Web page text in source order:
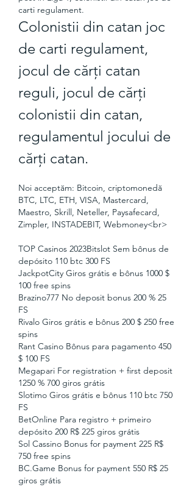
carti regulament.
Colonistii din catan joc
de carti regulament,
jocul de cărți catan
reguli, jocul de cărți
colonistii din catan,
regulamentul jocului de
cărți catan.
Noi acceptăm: Bitcoin, criptomonedă
BTC, LTC, ETH, VISA, Mastercard,
Maestro, Skrill, Neteller, Paysafecard,
Zimpler, INSTADEBIT, Webmoney<br>
TOP Casinos 2023Bitslot Sem bônus de
depósito 110 btc 300 FS
JackpotCity Giros grátis e bônus 1000 $
100 free spins
Brazino777 No deposit bonus 200 % 25
FS
Rivalo Giros grátis e bônus 200 $ 250 free
spins
Rant Casino Bônus para pagamento 450
$ 100 FS
Megapari For registration + first deposit
1250 % 700 giros grátis
Slotimo Giros grátis e bônus 110 btc 750
FS
BetOnline Para registro + primeiro
depósito 200 R$ 225 giros grátis
Sol Cassino Bonus for payment 225 R$
750 free spins
BC.Game Bonus for payment 550 R$ 25
giros grátis